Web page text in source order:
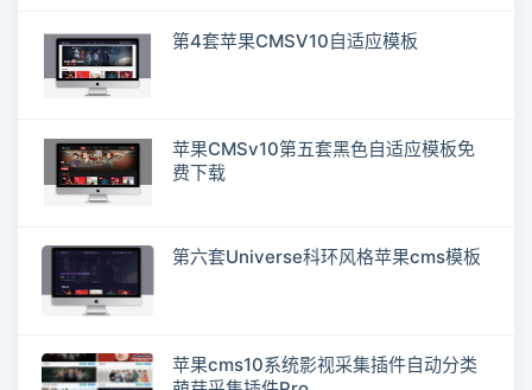
第4套苹果CMSV10自适应模板
苹果CMSv10第五套黑色自适应模板免
费下载
第六套Universe科环风格苹果cms模板
苹果cms10系统影视采集插件自动分类